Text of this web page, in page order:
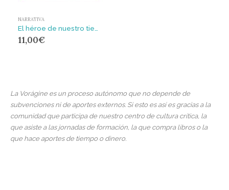
NARRATIVA
11,00€
La Vorágine es un proceso autónomo que no depende de
subvenciones ni de aportes externos. Si esto es así es gracias a la
comunidad que participa de nuestro centro de cultura crítica, la
que asiste a las jornadas de formación, la que compra libros o la
que hace aportes de tiempo o dinero.